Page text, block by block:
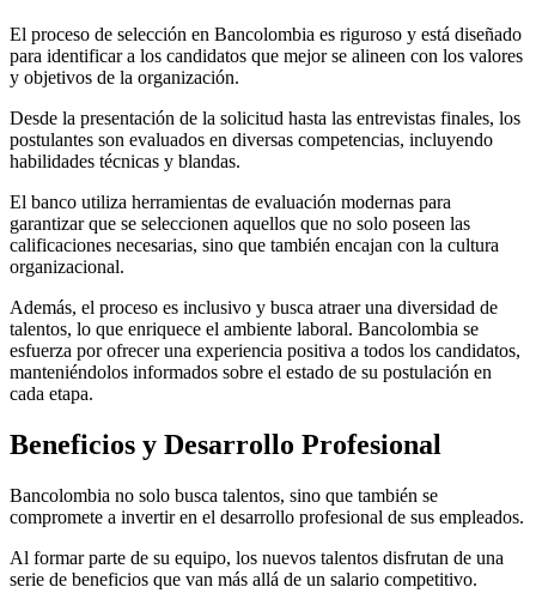
El proceso de selección en Bancolombia es riguroso y está diseñado
para identificar a los candidatos que mejor se alineen con los valores
y objetivos de la organización.
Desde la presentación de la solicitud hasta las entrevistas finales, los
postulantes son evaluados en diversas competencias, incluyendo
habilidades técnicas y blandas.
El banco utiliza herramientas de evaluación modernas para
garantizar que se seleccionen aquellos que no solo poseen las
calificaciones necesarias, sino que también encajan con la cultura
organizacional.
Además, el proceso es inclusivo y busca atraer una diversidad de
talentos, lo que enriquece el ambiente laboral. Bancolombia se
esfuerza por ofrecer una experiencia positiva a todos los candidatos,
manteniéndolos informados sobre el estado de su postulación en
cada etapa.
Beneficios y Desarrollo Profesional
Bancolombia no solo busca talentos, sino que también se
compromete a invertir en el desarrollo profesional de sus empleados.
Al formar parte de su equipo, los nuevos talentos disfrutan de una
serie de beneficios que van más allá de un salario competitivo.